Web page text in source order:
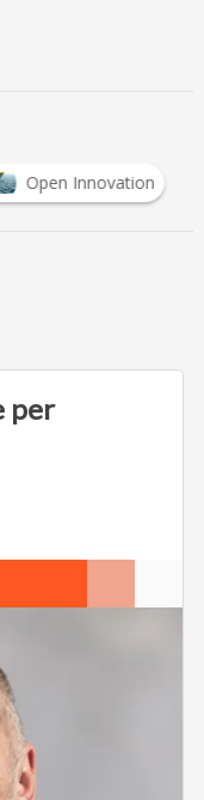
Open Innovation
per